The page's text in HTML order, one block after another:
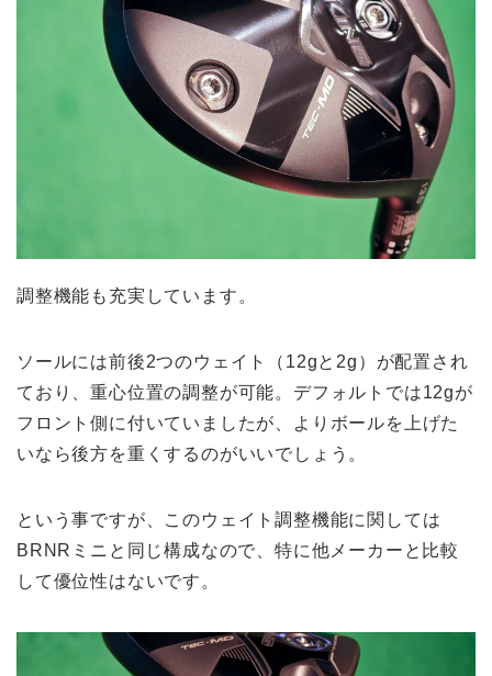
調整機能も充実しています。
ソールには前後2つのウェイト（12gと2g）が配置され
ており、重心位置の調整が可能。デフォルトでは12gが
フロント側に付いていましたが、よりボールを上げた
いなら後方を重くするのがいいでしょう。
という事ですが、このウェイト調整機能に関しては
BRNRミニと同じ構成なので、特に他メーカーと比較
して優位性はないです。